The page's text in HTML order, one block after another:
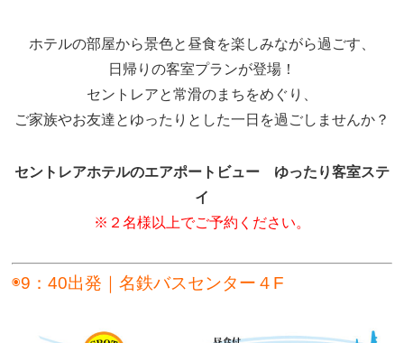
ホテルの部屋から景色と昼食を楽しみながら過ごす、
日帰りの客室プランが登場！
セントレアと常滑のまちをめぐり、
ご家族やお友達とゆったりとした一日を過ごしませんか？
セントレアホテルのエアポートビュー ゆったり客室ステ
イ
※２名様以上でご予約ください。
◉9：40出発｜名鉄バスセンター４F